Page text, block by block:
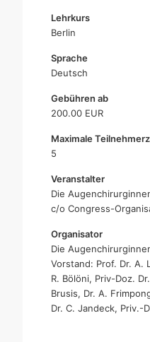
Lehrkurs
Berlin
Sprache
Deutsch
Gebühren ab
200.00 EUR
Maximale
5
Veranstalter
Die
c/o Congress-
Organisator
Die
Vorstand: Prof. Dr. A.
R. Bölöni, Priv-Doz.
Brusis, Dr. A.
Dr. C. Jandeck, Priv.-